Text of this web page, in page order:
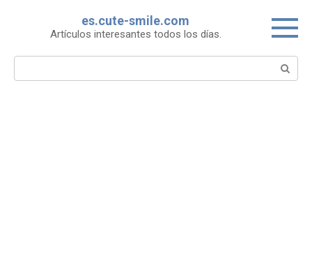
es.cute-smile.com
Artículos interesantes todos los días.
Search: